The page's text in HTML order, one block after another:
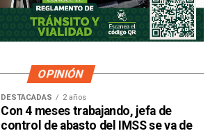
OPINIÓN
DESTACADAS 2 años
Con 4 meses trabajando, jefa de
control de abasto del IMSS se va de